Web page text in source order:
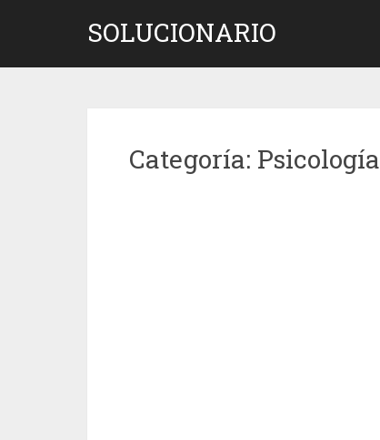
SOLUCIONARIO
Categoría: Psicología